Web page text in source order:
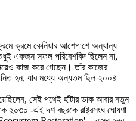
ক্রমে কেনিয়ার আশেপাশে অন্যান্য
একজন সফল পরিবেশবিদ ছিলেন না,
কাজ করে গেছেন। তাঁর কাজের
হন, যার মধ্যে অন্যতম ছিল ২০০৪
সেই পথেই হাঁটার ডাক আবার নতুন
২০৩০ -এই দশ বছরকে রাষ্ট্রসংঘ ঘোষণা